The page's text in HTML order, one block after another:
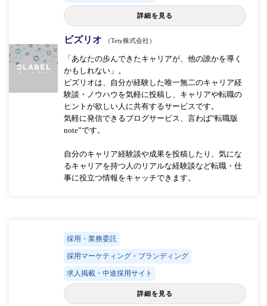
詳細を見る
ビズリオ （Tety株式会社）
「あなたの歩んできたキャリアが、他の誰かを導く
かもしれない」。
ビズリオは、自分が経験した唯一無二のキャリア経
験談・ノウハウを気軽に投稿し、キャリアや転職の
ヒントが欲しい人に共有するサービスです。
気軽に発信できるブログサービス、言わば”転職版
note”です。
自分のキャリア経験談や成果を投稿したり、気にな
るキャリアを持つ人のリアルな経験談など転職・仕
事に役立つ情報をキャッチできます。
採用・業務委託
採用マーケティング・ブランディング
求人掲載・中途採用サイト
詳細を見る